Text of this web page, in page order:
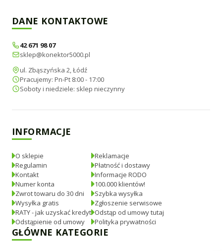
DANE KONTAKTOWE
42 671 98 07
sklep@konektor5000.pl
ul. Zbąszyńska 2, Łódź
Pracujemy: Pn-Pt 8:00 - 17:00
Soboty i niedziele: sklep nieczynny
INFORMACJE
O sklepie
Regulamin
Kontakt
Numer konta
Zwrot towaru do 30 dni
Wysyłka gratis
RATY - jak uzyskać kredyt
Odstąpienie od umowy
Reklamacje
Płatność i dostawy
Informacje RODO
100.000 klientów!
Szybka wysyłka
Zgłoszenie serwisowe
Odstąp od umowy tutaj
Polityka prywatności
GŁÓWNE KATEGORIE